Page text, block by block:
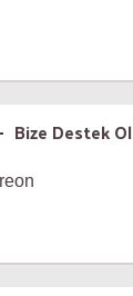
Bize Destek Ol